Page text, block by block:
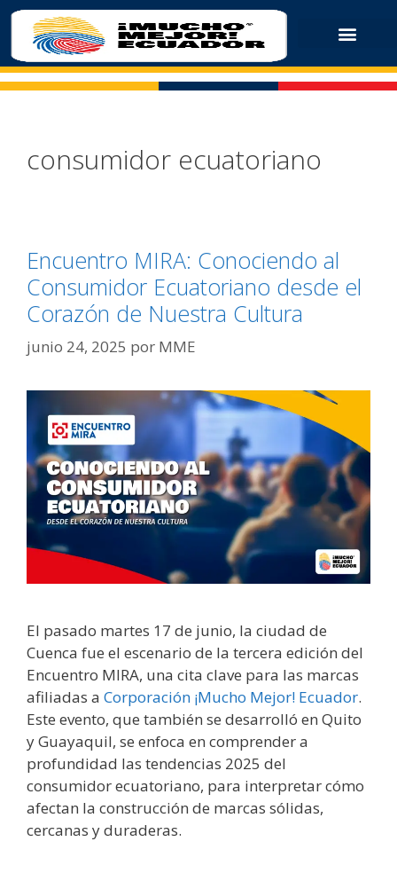
consumidor ecuatoriano
Encuentro MIRA: Conociendo al
Consumidor Ecuatoriano desde el
Corazón de Nuestra Cultura
junio 24, 2025 por MME
El pasado martes 17 de junio, la ciudad de
Cuenca fue el escenario de la tercera edición del
Encuentro MIRA, una cita clave para las marcas
afiliadas a Corporación ¡Mucho Mejor! Ecuador.
Este evento, que también se desarrolló en Quito
y Guayaquil, se enfoca en comprender a
profundidad las tendencias 2025 del
consumidor ecuatoriano, para interpretar cómo
afectan la construcción de marcas sólidas,
cercanas y duraderas.